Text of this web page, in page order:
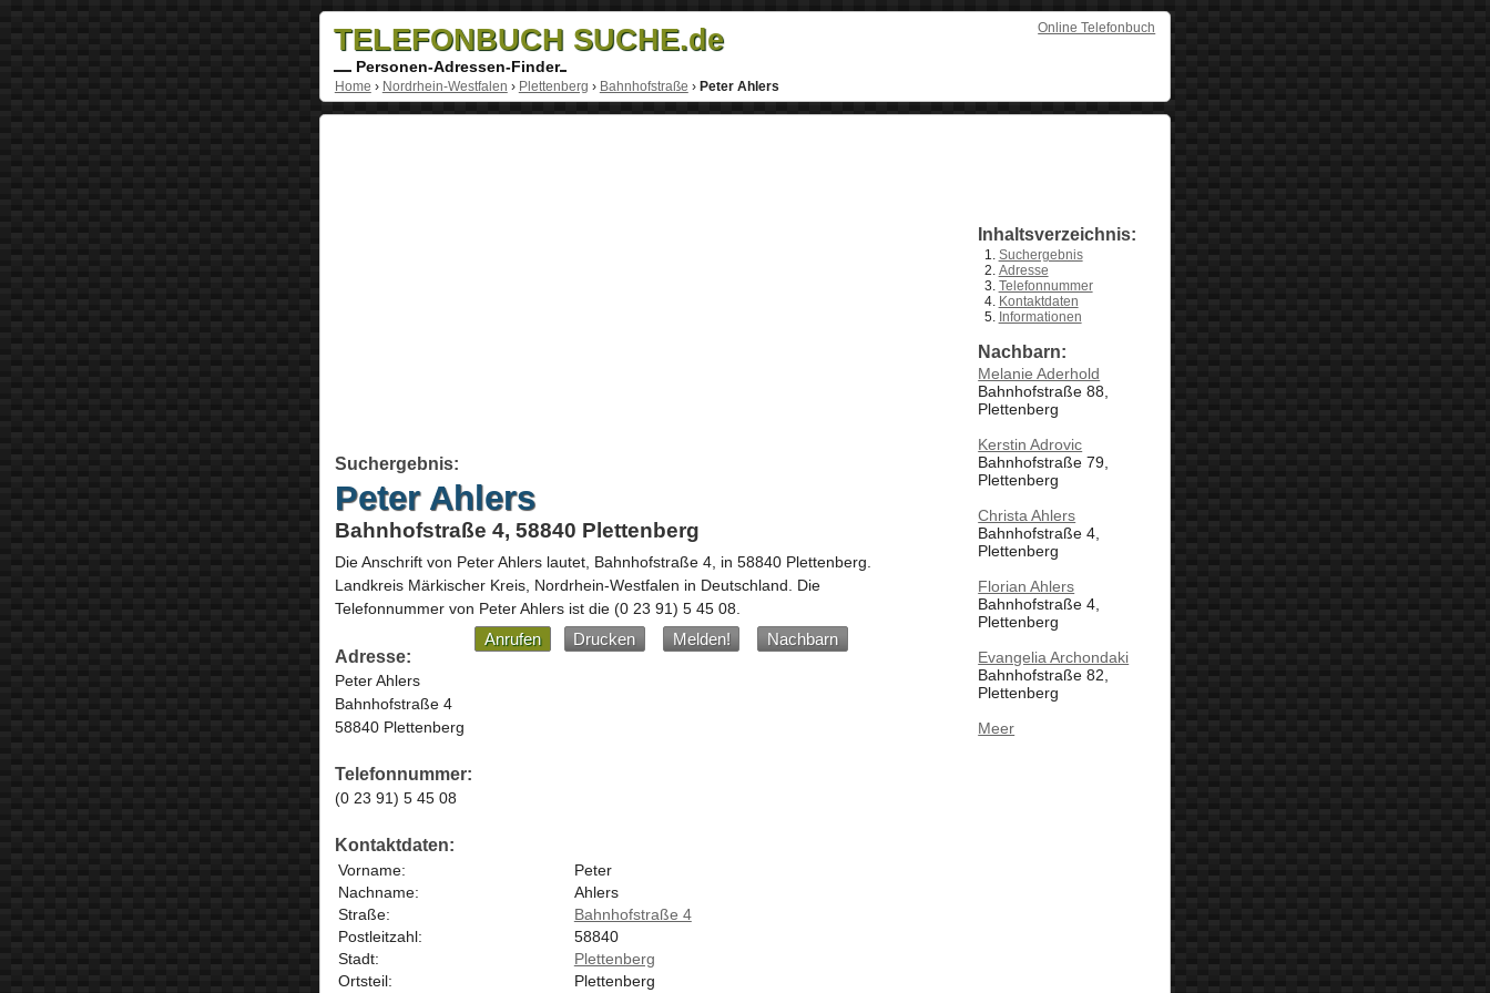
Online Telefonbuch
TELEFONBUCH SUCHE.de
Personen-Adressen-Finder
Home › Nordrhein-Westfalen › Plettenberg › Bahnhofstraße › Peter Ahlers
Suchergebnis:
Peter Ahlers
Bahnhofstraße 4, 58840 Plettenberg
Die Anschrift von Peter Ahlerslautet, Bahnhofstraße 4, in 58840 Plettenberg.
Landkreis Märkischer Kreis, Nordrhein-Westfalen in Deutschland. Die
Telefonnummer von Peter Ahlers ist die (0 23 91) 5 45 08.
Anrufen Drucken Melden!
Nachbarn
Adresse:
Peter Ahlers
Bahnhofstraße 4
58840 Plettenberg
Telefonnummer:
(0 23 91) 5 45 08
Kontaktdaten:
Vorname:
Peter
Nachname:
Ahlers
Straße:
Bahnhofstraße 4
Postleitzahl:
58840
Stadt:
Plettenberg
Ortsteil:
Plettenberg
Inhaltsverzeichnis:
Suchergebnis
Adresse
Telefonnummer
Kontaktdaten
Informationen
Nachbarn:
Melanie Aderhold
Bahnhofstraße 88,
Plettenberg
Kerstin Adrovic
Bahnhofstraße 79,
Plettenberg
Christa Ahlers
Bahnhofstraße 4,
Plettenberg
Florian Ahlers
Bahnhofstraße 4,
Plettenberg
Evangelia Archondaki
Bahnhofstraße 82,
Plettenberg
Meer